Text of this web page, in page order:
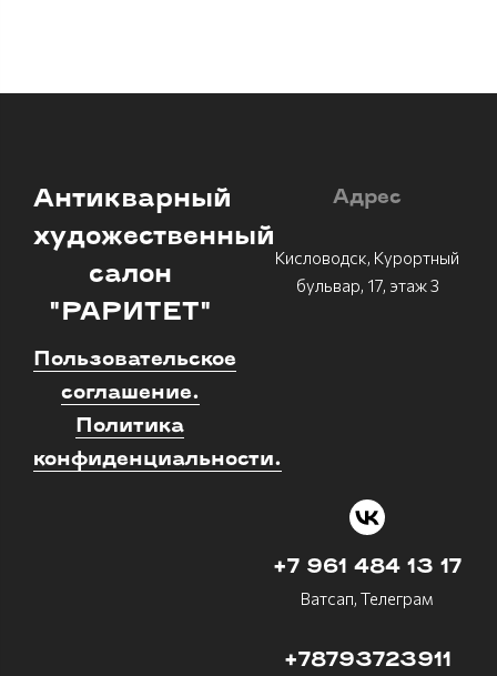
Антикварный
художественный
салон
"РАРИТЕТ"
Пользовательское
соглашение.
Политика
конфиденциальности.
Адрес
Кисловодск, Курортный
бульвар, 17, этаж 3
+7 961 484 13 17
Ватсап, Телеграм
+78793723911